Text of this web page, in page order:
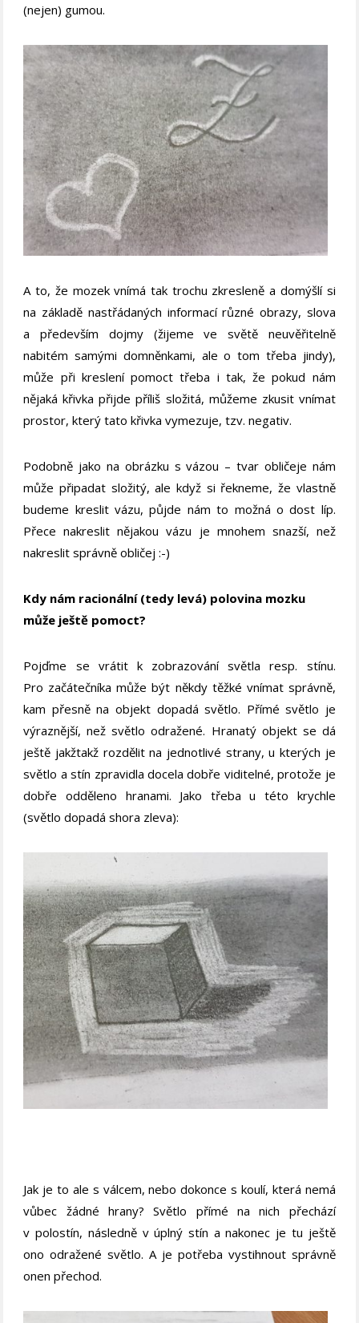
(nejen) gumou.
A to, že mozek vnímá tak trochu zkresleně a domýšlí si
na základě nastřádaných informací různé obrazy, slova
a především dojmy (žijeme ve světě neuvěřitelně
nabitém samými domněnkami, ale o tom třeba jindy),
může při kreslení pomoct třeba i tak, že pokud nám
nějaká křivka přijde příliš složitá, můžeme zkusit vnímat
prostor, který tato křivka vymezuje, tzv. negativ.
Podobně jako na obrázku s vázou – tvar obličeje nám
může připadat složitý, ale když si řekneme, že vlastně
budeme kreslit vázu, půjde nám to možná o dost líp.
Přece nakreslit nějakou vázu je mnohem snazší, než
nakreslit správně obličej :-)
Kdy nám racionální (tedy levá) polovina mozku
může ještě pomoct?
Pojďme se vrátit k zobrazování světla resp. stínu.
Pro začátečníka může být někdy těžké vnímat správně,
kam přesně na objekt dopadá světlo. Přímé světlo je
výraznější, než světlo odražené. Hranatý objekt se dá
ještě jakžtakž rozdělit na jednotlivé strany, u kterých je
světlo a stín zpravidla docela dobře viditelné, protože je
dobře odděleno hranami. Jako třeba u této krychle
(světlo dopadá shora zleva):
Jak je to ale s válcem, nebo dokonce s koulí, která nemá
vůbec žádné hrany? Světlo přímé na nich přechází
v polostín, následně v úplný stín a nakonec je tu ještě
ono odražené světlo. A je potřeba vystihnout správně
onen přechod.